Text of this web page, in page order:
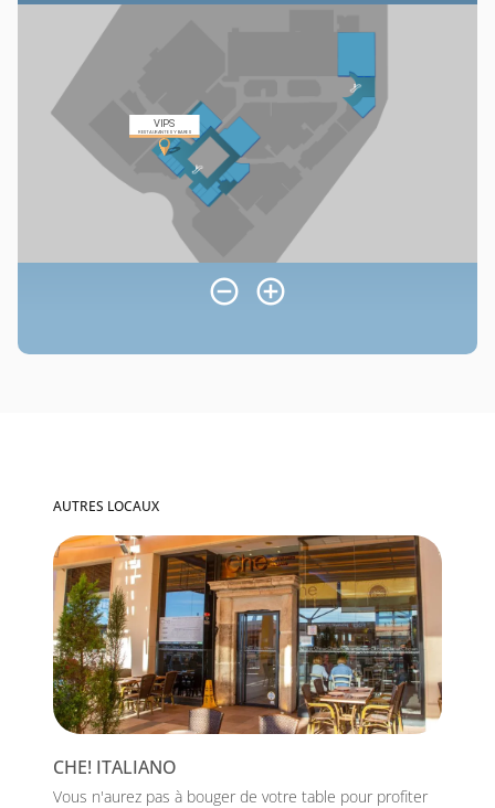
AUTRES LOCAUX
CHE! ITALIANO
Vous n'aurez pas à bouger de votre table pour profiter